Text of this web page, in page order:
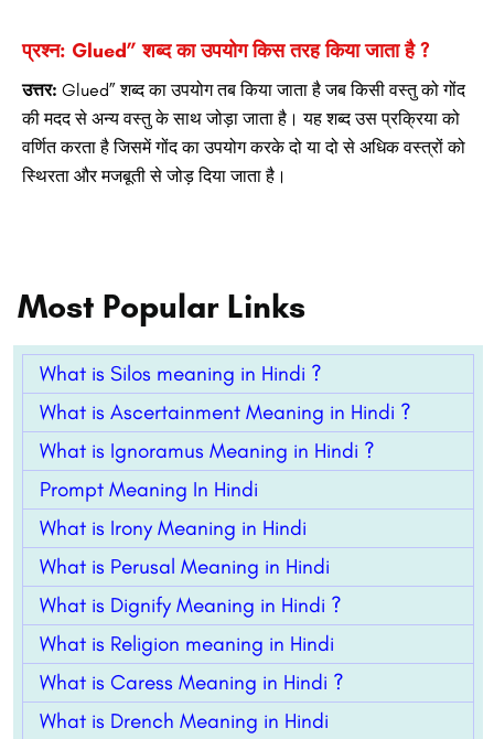
प्रश्न: Glued” शब्द का उपयोग किस तरह किया जाता है ?
उत्तर: Glued” शब्द का उपयोग तब किया जाता है जब किसी वस्तु को गोंद
की मदद से अन्य वस्तु के साथ जोड़ा जाता है। यह शब्द उस प्रक्रिया को
वर्णित करता है जिसमें गोंद का उपयोग करके दो या दो से अधिक वस्त्रों को
स्थिरता और मजबूती से जोड़ दिया जाता है।
Most Popular Links
What is Silos meaning in Hindi ?
What is Ascertainment Meaning in Hindi ?
What is Ignoramus Meaning in Hindi ?
Prompt Meaning In Hindi
What is Irony Meaning in Hindi
What is Perusal Meaning in Hindi
What is Dignify Meaning in Hindi ?
What is Religion meaning in Hindi
What is Caress Meaning in Hindi ?
What is Drench Meaning in Hindi